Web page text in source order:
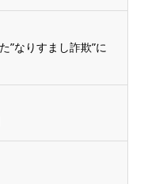
”なりすまし詐欺”に